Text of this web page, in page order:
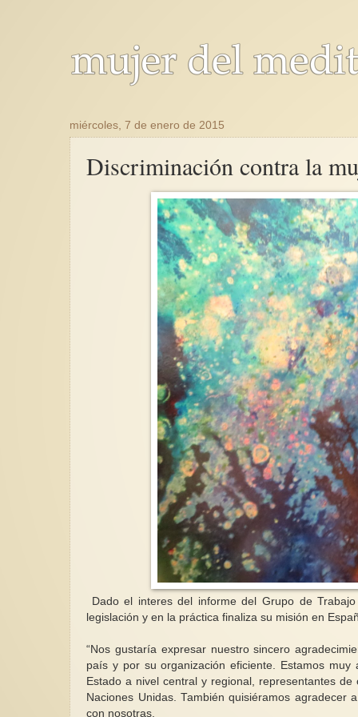
miércoles, 7 de enero de 2015
Discriminación contra la
Dado el interes del informe del Grupo de
legislación y en la práctica finaliza su misión en
“Nos gustaría expresar nuestro sincero
país y por su organización eficiente. Estamos
Estado a nivel central y regional, representantes
Naciones Unidas. También quisiéramos agradecer
con nosotras.